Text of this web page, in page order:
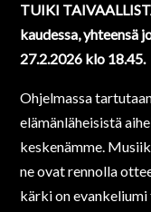
TUIKI
kaudessa, yhteensä
27.2.2026 klo 18.45.
Ohjelmassa
elämänläheisistä
keskenämme.
ne ovat rennolla
kärki on evankeliumi